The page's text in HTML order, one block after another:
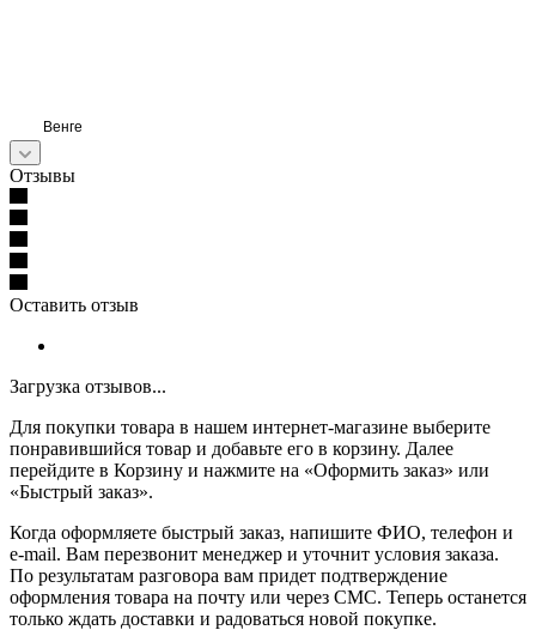
Венге
Отзывы
Оставить отзыв
Загрузка отзывов...
Для покупки товара в нашем интернет-магазине выберите
понравившийся товар и добавьте его в корзину. Далее
перейдите в Корзину и нажмите на «Оформить заказ» или
«Быстрый заказ».
Когда оформляете быстрый заказ, напишите ФИО, телефон и
e-mail. Вам перезвонит менеджер и уточнит условия заказа.
По результатам разговора вам придет подтверждение
оформления товара на почту или через СМС. Теперь останется
только ждать доставки и радоваться новой покупке.